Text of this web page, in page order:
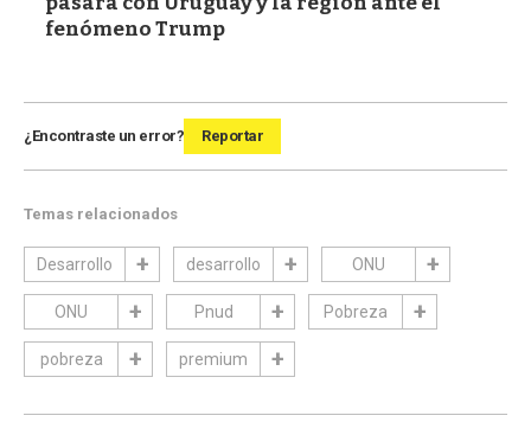
fenómeno Trump
¿Encontraste un error? Reportar
Temas relacionados
Desarrollo desarrollo ONU
ONU Pnud Pobreza
pobreza premium